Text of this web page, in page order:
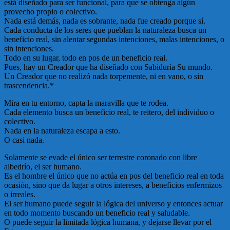
está diseñado para ser funcional, para que se obtenga algún
provecho propio o colectivo.
Nada está demás, nada es sobrante, nada fue creado porque sí.
Cada conducta de los seres que pueblan la naturaleza busca un
beneficio real, sin alentar segundas intenciones, malas intenciones, o
sin intenciones.
Todo en su lugar, todo en pos de un beneficio real.
Pues, hay un Creador que ha diseñado con Sabiduría Su mundo.
Un Creador que no realizó nada torpemente, ni en vano, o sin
trascendencia.*
Mira en tu entorno, capta la maravilla que te rodea.
Cada elemento busca un beneficio real, te reitero, del individuo o
colectivo.
Nada en la naturaleza escapa a esto.
O casi nada.
Solamente se evade el único ser terrestre coronado con libre
albedrío, el ser humano.
Es el hombre el único que no actúa en pos del beneficio real en toda
ocasión, sino que da lugar a otros intereses, a beneficios enfermizos
o irreales.
El ser humano puede seguir la lógica del universo y entonces actuar
en todo momento buscando un beneficio real y saludable.
O puede seguir la limitada lógica humana, y dejarse llevar por el